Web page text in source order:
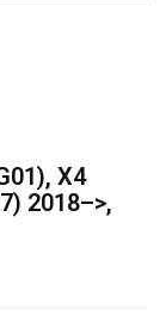
X4
2018–>,